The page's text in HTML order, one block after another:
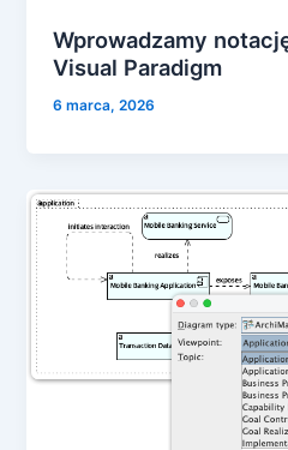
Wprowadzamy
Visual Paradigm
6 marca, 2026